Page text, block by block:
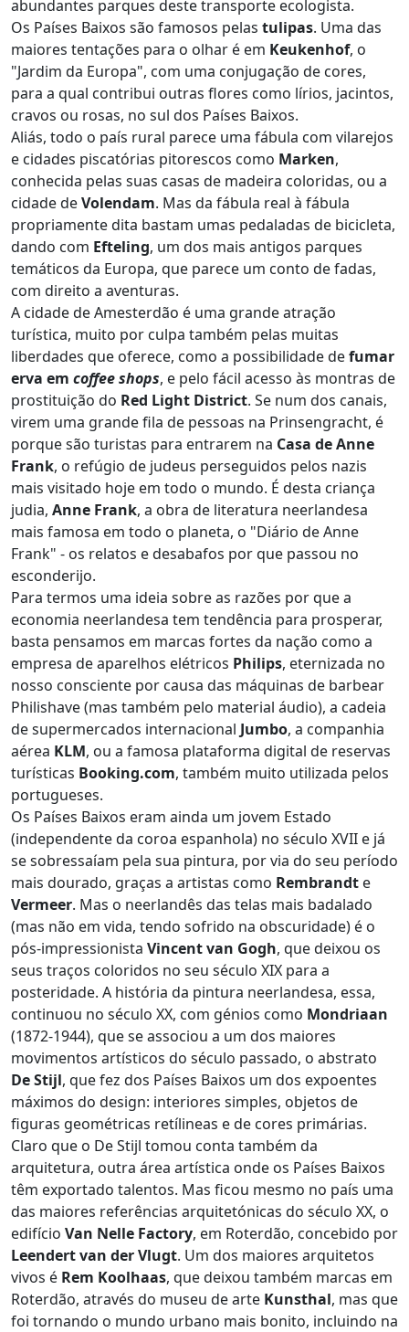
abundantes parques deste transporte ecologista.
Os Países Baixos são famosos pelas tulipas. Uma das
maiores tentações para o olhar é em Keukenhof, o
"Jardim da Europa", com uma conjugação de cores,
para a qual contribui outras flores como lírios, jacintos,
cravos ou rosas, no sul dos Países Baixos.
Aliás, todo o país rural parece uma fábula com vilarejos
e cidades piscatórias pitorescos como Marken,
conhecida pelas suas casas de madeira coloridas, ou a
cidade deVolendam. Mas da fábula real à fábula
propriamente dita bastam umas pedaladas de bicicleta,
dando com Efteling, um dos mais antigos parques
temáticos da Europa, que parece um conto de fadas,
com direito a aventuras.
A cidade de Amesterdão é uma grande atração
turística, muito por culpa também pelas muitas
liberdades que oferece, como a possibilidade defumar
erva em coffee shops, e pelo fácil acesso às montras de
prostituição do Red Light District. Se num dos canais,
virem uma grande fila de pessoas na Prinsengracht, é
porque são turistas para entrarem na Casa de Anne
Frank, o refúgio de judeus perseguidos pelos nazis
mais visitado hoje em todo o mundo. É desta criança
judia, Anne Frank, a obra de literatura neerlandesa
mais famosa em todo o planeta, o "Diário de Anne
Frank" - os relatos e desabafos por que passou no
esconderijo.
Para termos uma ideia sobre as razões por que a
economia neerlandesa tem tendência para prosperar,
basta pensamos em marcas fortes da nação como a
empresa de aparelhos elétricos Philips, eternizada no
nosso consciente por causa das máquinas de barbear
Philishave (mas também pelo material áudio), a cadeia
de supermercados internacional Jumbo, a companhia
aérea KLM, ou a famosa plataforma digital de reservas
turísticas Booking.com, também muito utilizada pelos
portugueses.
Os Países Baixos eram ainda um jovem Estado
(independente da coroa espanhola) no século XVII e já
se sobressaíam pela sua pintura, por via do seu período
mais dourado, graças a artistas como Rembrandt e
Vermeer. Mas o neerlandês das telas mais badalado
(mas não em vida, tendo sofrido na obscuridade) é o
pós-impressionista Vincent van Gogh, que deixou os
seus traços coloridos no seu século XIX para a
posteridade. A história da pintura neerlandesa, essa,
continuou no século XX, com génios como Mondriaan
(1872-1944), que se associou a um dos maiores
movimentos artísticos do século passado, o abstrato
De Stijl, que fez dos Países Baixos um dos expoentes
máximos do design: interiores simples, objetos de
figuras geométricas retílineas e de cores primárias.
Claro que o De Stijl tomou conta também da
arquitetura, outra área artística onde os Países Baixos
têm exportado talentos. Mas ficou mesmo no país uma
das maiores referências arquitetónicas do século XX, o
edifício Van Nelle Factory, em Roterdão, concebido por
Leendert van der Vlugt. Um dos maiores arquitetos
vivos é Rem Koolhaas, que deixou também marcas em
Roterdão, através do museu de arte Kunsthal, mas que
foi tornando o mundo urbano mais bonito, incluindo na